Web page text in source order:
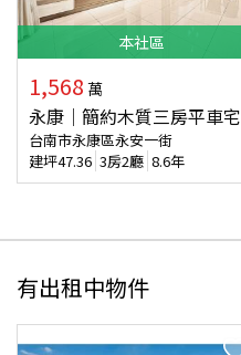
本社區
1,568 萬
永康｜簡約木質三房平車宅
台南市永康區永安一街
建坪47.36 3房2廳 8.6年
有出租中物件